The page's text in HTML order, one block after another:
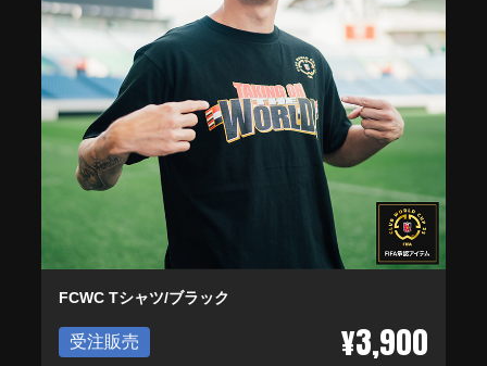
FCWC Tシャツ/ブラック
受注販売 ¥3,900